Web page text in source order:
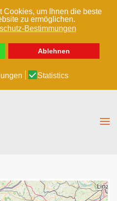
Cookies, um Ihnen die beste
zu ermöglichen.
Bestimmungen
Ablehnen
Statistics